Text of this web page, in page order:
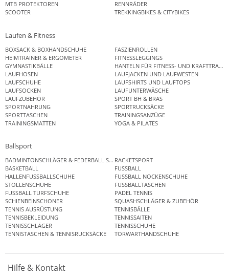
MTB PROTEKTOREN
RENNRÄDER
SCOOTER
TREKKINGBIKES & CITYBIKES
Laufen & Fitness
BOXSACK & BOXHANDSCHUHE
FASZIENROLLEN
HEIMTRAINER & ERGOMETER
FITNESSLEGGINGS
GYMNASTIKBÄLLE
HANTELN FÜR FITNESS- UND
LAUFHOSEN
LAUFJACKEN UND LAUFWESTEN
LAUFSCHUHE
LAUFSHIRTS UND LAUFTOPS
LAUFSOCKEN
LAUFUNTERWÄSCHE
LAUFZUBEHÖR
SPORT BH & BRAS
SPORTNAHRUNG
SPORTRUCKSÄCKE
SPORTTASCHEN
TRAININGSANZÜGE
TRAININGSMATTEN
YOGA & PILATES
Ballsport
BADMINTONSCHLÄGER & FEDERBALL SETSRACKETSPORT
BASKETBALL
FUSSBALL
HALLENFUSSBALLSCHUHE
FUSSBALL NOCKENSCHUHE
STOLLENSCHUHE
FUSSBALLTASCHEN
FUSSBALL TURFSCHUHE
PADEL TENNIS
SCHIENBEINSCHONER
SQUASHSCHLÄGER & ZUBEHÖR
TENNIS AUSRÜSTUNG
TENNISBÄLLE
TENNISBEKLEIDUNG
TENNISSAITEN
TENNISSCHLÄGER
TENNISSCHUHE
TENNISTASCHEN & TENNISRUCKSÄCKE
TORWARTHANDSCHUHE
Hilfe & Kontakt